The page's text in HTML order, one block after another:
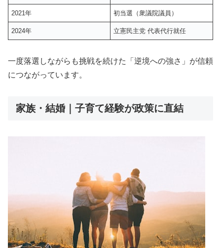
2021年 初当選（衆議院議員）
2024年 立憲民主党 代表代行就任
一度落選しながらも挑戦を続けた「逆境への強さ」が信頼
につながっています。
家族・結婚｜子育て経験が政策に直結